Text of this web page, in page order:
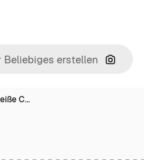
Nach
C…